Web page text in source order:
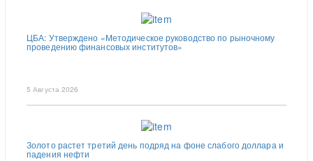
ЦБА: Утверждено «Методическое руководство по рыночному
проведению финансовых институтов»
5 Августа 2026
Золото растет третий день подряд на фоне слабого доллара и
падения нефти